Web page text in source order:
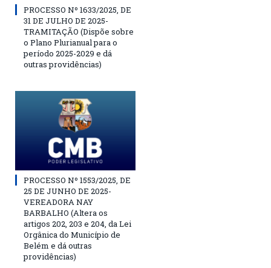
PROCESSO Nº 1633/2025, DE
31 DE JULHO DE 2025-
TRAMITAÇÃO (Dispõe sobre
o Plano Plurianual para o
período 2025-2029 e dá
outras providências)
PROCESSO Nº 1553/2025, DE
25 DE JUNHO DE 2025-
VEREADORA NAY
BARBALHO (Altera os
artigos 202, 203 e 204, da Lei
Orgânica do Município de
Belém e dá outras
providências)